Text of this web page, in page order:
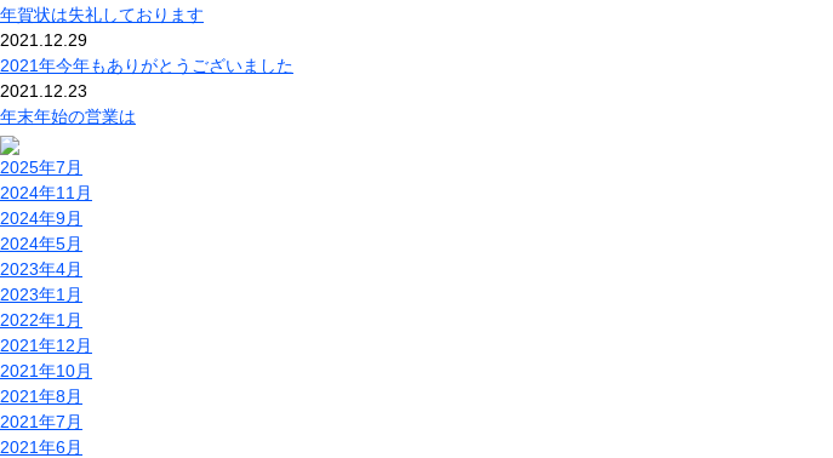
年賀状は失礼しております
2021.12.29
2021年今年もありがとうございました
2021.12.23
年末年始の営業は
2025年7月
2024年11月
2024年9月
2024年5月
2023年4月
2023年1月
2022年1月
2021年12月
2021年10月
2021年8月
2021年7月
2021年6月